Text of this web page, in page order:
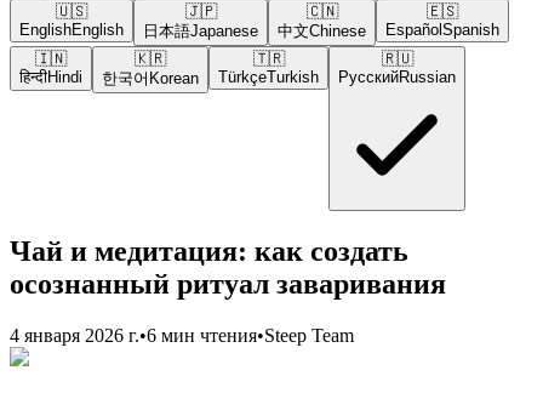
🇺🇸
EnglishEnglish
🇯🇵
日本語Japanese
🇨🇳
中文Chinese
🇪🇸
Español Spanish
🇮🇳
हिन्दीHindi
🇰🇷
한국어 Korean
🇹🇷
TürkçeTurkish
🇷🇺
РусскийRussian
Чай и медитация: как создать
осознанный ритуал заваривания
4 января 2026 г.•6 мин чтения•Steep Team